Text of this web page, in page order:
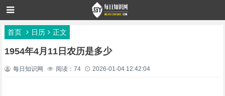
首页 日历 正文
1954年4月11日农历是多少
每日知识网 阅读：74 2026-01-04 12:42:04